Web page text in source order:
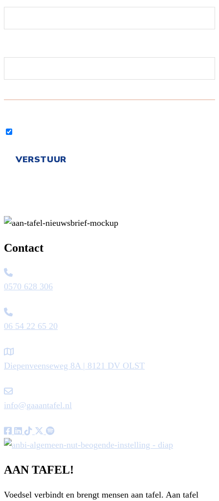
Contact
0570 628 306
06 54 22 65 20
Diepenveenseweg 8A | 8121 DV OLST
info@gaaantafel.nl
AAN TAFEL!
Voedsel verbindt en brengt mensen aan tafel. Aan tafel